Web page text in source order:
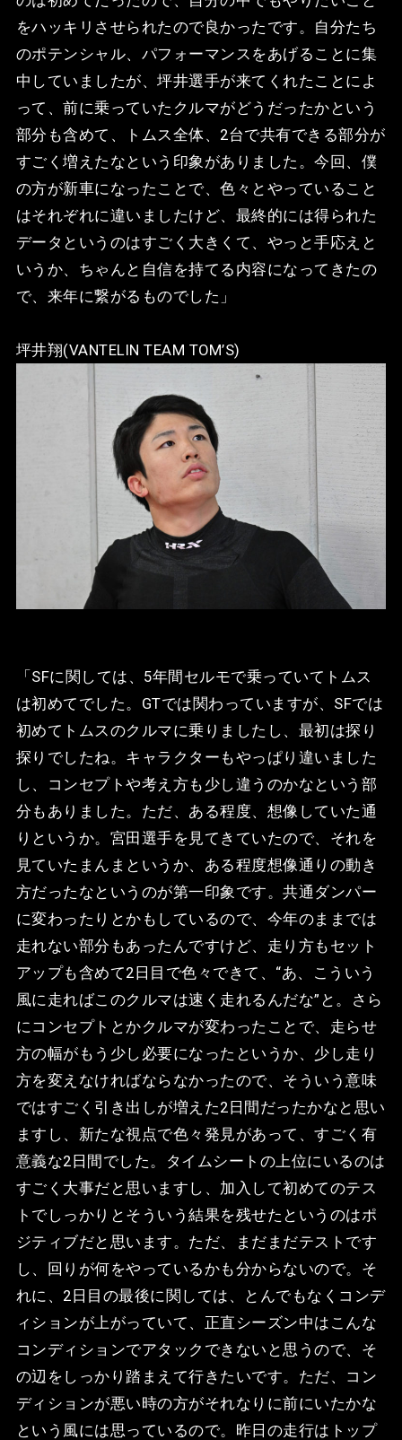
をハッキリさせられたので良かったです。自分たち
のポテンシャル、パフォーマンスをあげることに集
中していましたが、坪井選手が来てくれたことによ
って、前に乗っていたクルマがどうだったかという
部分も含めて、トムス全体、2台で共有できる部分が
すごく増えたなという印象がありました。今回、僕
の方が新車になったことで、色々とやっていること
はそれぞれに違いましたけど、最終的には得られた
データというのはすごく大きくて、やっと手応えと
いうか、ちゃんと自信を持てる内容になってきたの
で、来年に繋がるものでした」
坪井翔(VANTELIN TEAM TOM’S)
「SFに関しては、5年間セルモで乗っていてトムス
は初めてでした。GTでは関わっていますが、SFでは
初めてトムスのクルマに乗りましたし、最初は探り
探りでしたね。キャラクターもやっぱり違いました
し、コンセプトや考え方も少し違うのかなという部
分もありました。ただ、ある程度、想像していた通
りというか。宮田選手を見てきていたので、それを
見ていたまんまというか、ある程度想像通りの動き
方だったなというのが第一印象です。共通ダンパー
に変わったりとかもしているので、今年のままでは
走れない部分もあったんですけど、走り方もセット
アップも含めて2日目で色々できて、“あ、こういう
風に走ればこのクルマは速く走れるんだな”と。さら
にコンセプトとかクルマが変わったことで、走らせ
方の幅がもう少し必要になったというか、少し走り
方を変えなければならなかったので、そういう意味
ではすごく引き出しが増えた2日間だったかなと思い
ますし、新たな視点で色々発見があって、すごく有
意義な2日間でした。タイムシートの上位にいるのは
すごく大事だと思いますし、加入して初めてのテス
トでしっかりとそういう結果を残せたというのはポ
ジティブだと思います。ただ、まだまだテストです
し、回りが何をやっているかも分からないので。そ
れに、2日目の最後に関しては、とんでもなくコンデ
ィションが上がっていて、正直シーズン中はこんな
コンディションでアタックできないと思うので、そ
の辺をしっかり踏まえて行きたいです。ただ、コン
ディションが悪い時の方がそれなりに前にいたかな
という風には思っているので。昨日の走行はトップ